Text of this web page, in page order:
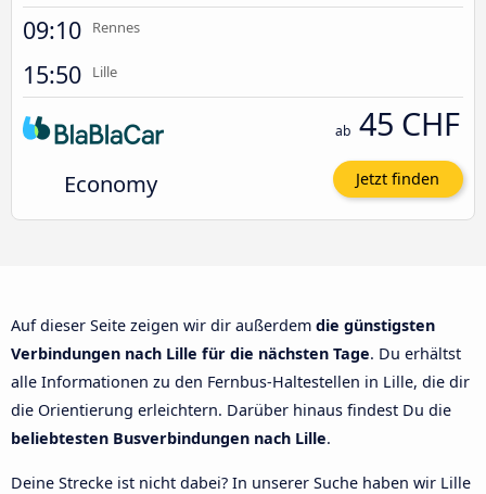
09:10 Rennes
15:50 Lille
Economy
ab 45 CHF
Jetzt finden
Auf dieser Seite zeigen wir dir außerdem die günstigsten
Verbindungen nach Lille für die nächsten Tage. Du erhältst
alle Informationen zu den Fernbus-Haltestellen in Lille, die dir
die Orientierung erleichtern. Darüber hinaus findest Du die
beliebtesten Busverbindungen nach Lille.
Deine Strecke ist nicht dabei? In unserer Suche haben wir Lille